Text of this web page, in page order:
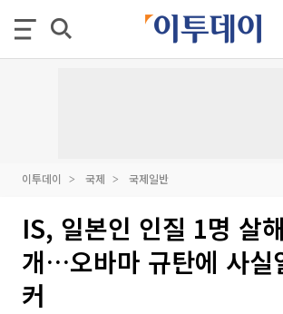
이투데이 국제 국제일반
IS, 일본인 인질 1명 살
개…오바마 규탄에 사실
커